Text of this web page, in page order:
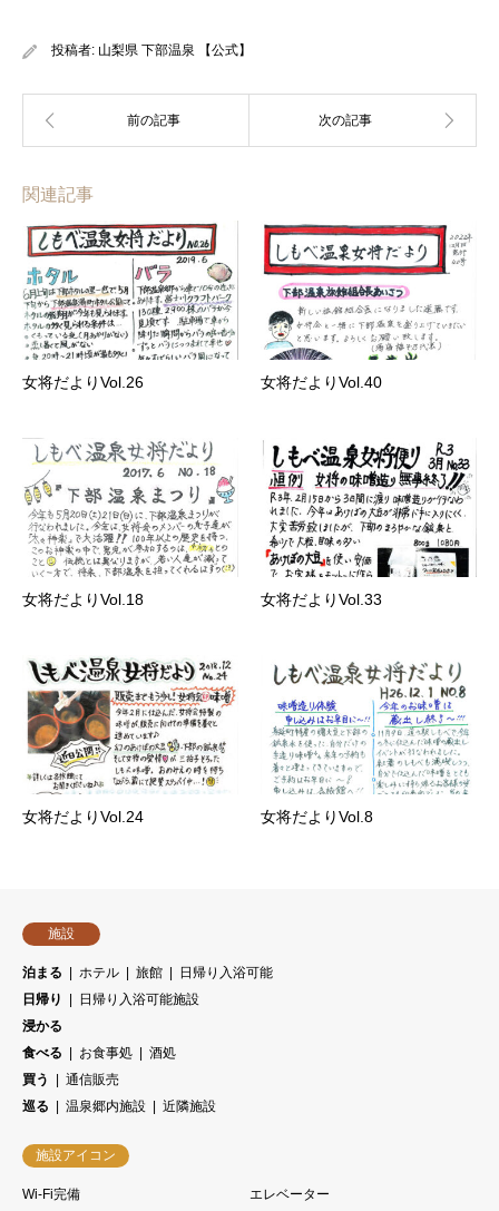
投稿者: 山梨県 下部温泉 【公式】
関連記事
女将だよりVol.26 女将だよりVol.40
女将だよりVol.18 女将だよりVol.33
女将だよりVol.24 女将だよりVol.8
施設
泊まる ホテル 旅館
日帰り入浴可能
日帰り
日帰り入浴可能施設
浸かる
食べる
お食事処
酒処
買う
通信販売
巡る
温泉郷内施設 近隣施設
施設アイコン
Wi-Fi完備
エレベーター